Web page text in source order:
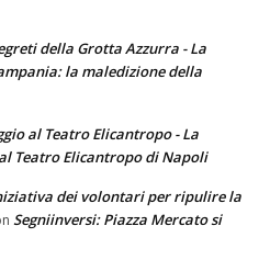
della Grotta Azzurra - La
la maledizione della
al Teatro Elicantropo - La
Teatro Elicantropo di Napoli
dei volontari per ripulire la
Segniinversi: Piazza Mercato si